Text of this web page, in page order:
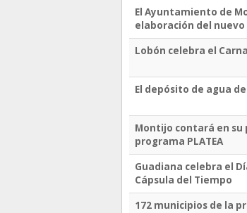
El Ayuntamiento de
elaboración del nuevo
Lobón celebra el
El depósito de agua
Montijo contará en su
programa PLATEA
Guadiana celebra el
Cápsula del Tiempo
172 municipios de la